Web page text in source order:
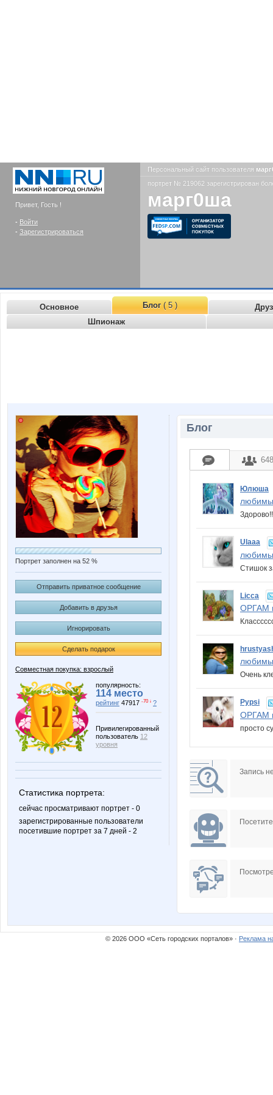
Привет, Гость !
- Войти
- Зарегистрироваться
Персональный сайт пользователя
портрет № 219062 зарегистрирован
марг0ша
Основное Блог( 5 )
Шпионаж
Портрет заполнен на 52 %
Отправить приватное сообщение
Добавить в друзья
Игнорировать
Сделать подарок
Совместная покупка: взрослый
популярность:
114 место
рейтинг 47917 -70 ↓ ?
Привилегированный
пользователь 12
уровня
Статистика портрета:
сейчас просматривают портрет - 0
зарегистрированные пользователи
посетившие портрет за 7 дней - 2
Блог
Юлюша
Ulaaa
Стишок
Licca
ОРГАМ
Очень
Pypsi
ОРГАМ
просто
Запись
© 2026 ООО «Сеть городских порталов» · Реклама